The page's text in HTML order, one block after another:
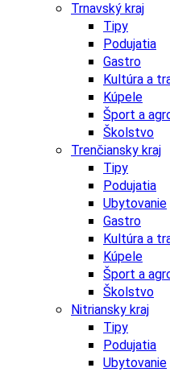
Trnavský kraj
Tipy
Podujatia
Gastro
Kultúra a
Kúpele
Šport a
Školstvo
Trenčiansky kraj
Tipy
Podujatia
Ubytovanie
Gastro
Kultúra a
Kúpele
Šport a
Školstvo
Nitriansky kraj
Tipy
Podujatia
Ubytovanie